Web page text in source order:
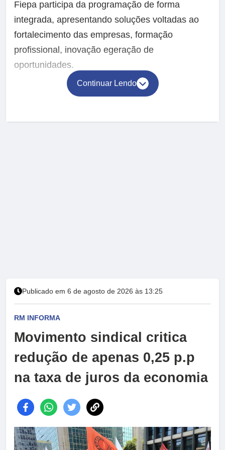
Fiepa participa da programação de forma
integrada, apresentando soluções voltadas ao
fortalecimento das empresas, formação
profissional, inovação egeração de
oportunidades.
Continuar Lendo
Publicado em 6 de agosto de 2026 às 13:25
RM INFORMA
Movimento sindical critica
redução de apenas 0,25 p.p
na taxa de juros da economia